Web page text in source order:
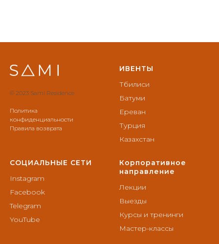
© 2023 Sami Residence
Политика
конфиденциальности
Правила возврата
ИВЕНТЫ
Тбилиси
Батуми
Ереван
Турция
Казахстан
СОЦИАЛЬНЫЕ СЕТИ
Instagram
Facebook
Telegram
YouTube
Корпоративное
направление
Лекции
Выезды
Курсы и тренинги
Мастер-классы